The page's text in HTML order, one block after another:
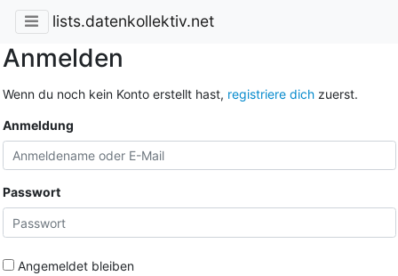
lists.datenkollektiv.net
Anmelden
Wenn du noch kein Konto erstellt hast, registriere dichzuerst.
Anmeldung
Passwort
Angemeldet bleiben